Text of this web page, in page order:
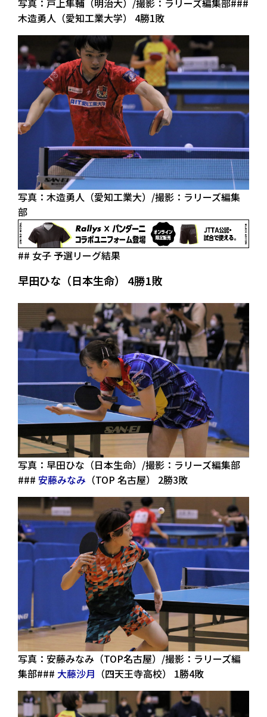
写真：戸上隼輔（明治大）/撮影：ラリーズ編集部###
木造勇人（愛知工業大学） 4勝1敗
写真：木造勇人（愛知工業大）/撮影：ラリーズ編集
部
## 女子 予選リーグ結果
早田ひな（日本生命） 4勝1敗
写真：早田ひな（日本生命）/撮影：ラリーズ編集部
### 安藤みなみ （TOP 名古屋） 2勝3敗
写真：安藤みなみ（TOP名古屋）/撮影：ラリーズ編
集部### 大藤沙月 （四天王寺高校） 1勝4敗